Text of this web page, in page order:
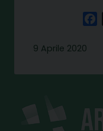
9 Aprile 2020